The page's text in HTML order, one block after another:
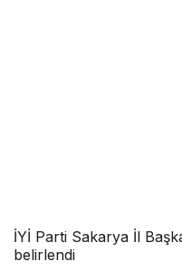
İYİ Parti Sakarya İl
belirlendi